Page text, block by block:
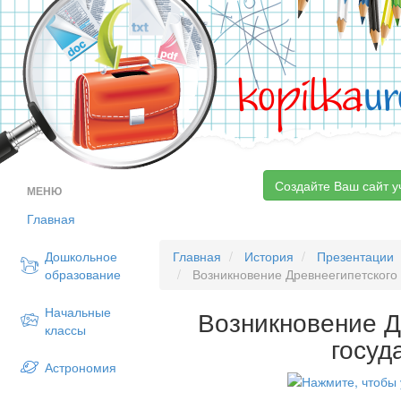
kopilka
МЕНЮ
Главная
Дошкольное
образование
Начальные
классы
Астрономия
Создайте Ваш сайт
Главная История
Презентации
Возникновение Древнеегипетского
Возникновение